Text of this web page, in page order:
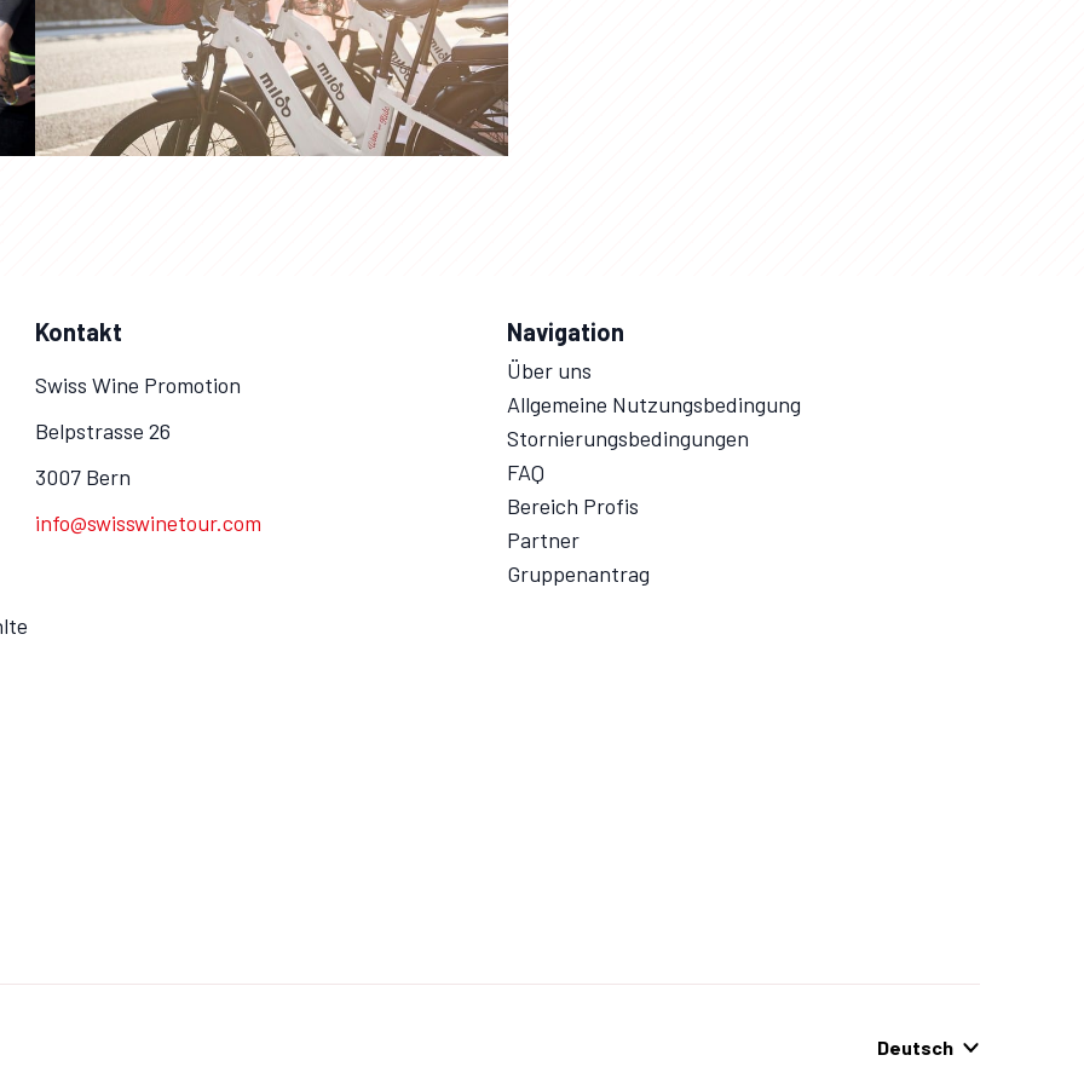
Kontakt
Swiss Wine Promotion
Belpstrasse 26
3007 Bern
info@swisswinetour.com
Navigation
Über uns
Allgemeine Nutzungsbedingung
Stornierungsbedingungen
FAQ
Bereich Profis
Partner
Gruppenantrag